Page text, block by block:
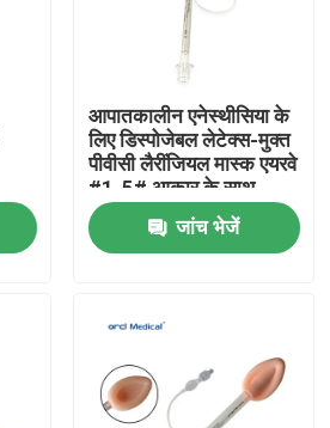
आपातकालीन एनेस्थीसिया के
लिए डिस्पोजेबल लेटेक्स-मुक्त
पीवीसी लैरींजियल मास्क एयरवे
#1-5# आकार के साथ
जांच भेजें